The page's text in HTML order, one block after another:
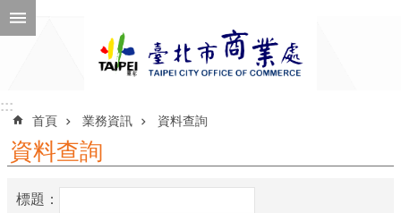
跳到主要內容區塊
::::::
首頁 業務資訊 資料查詢
資料查詢
標題：